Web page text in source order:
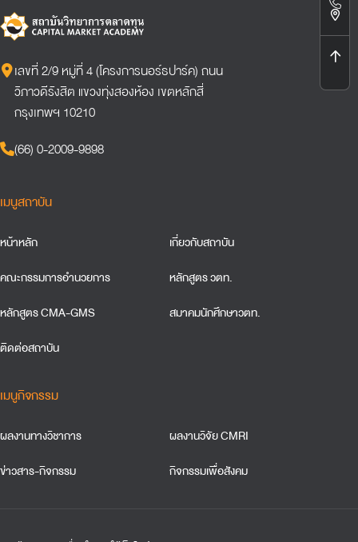
เลขที่ 2/9 หมู่ที่ 4 (โครงการนอร์ธปาร์ค) ถนน
วิภาวดีรังสิต แขวงทุ่งสองห้อง เขตหลักสี่
กรุงเทพฯ 10210
(66) 0-2009-9898
เมนูสถาบัน
หน้าหลัก
เกี่ยวกับสถาบัน
คณะกรรมการอำนวยการ
หลักสูตร วตท.
หลักสูตร CMA-GMS
สมาคมนักศึกษาวตท.
ติดต่อสถาบัน
เมนูกิจกรรม
ผลงานทางวิชาการ
ผลงานวิจัย CMRI
ข่าวสาร-กิจกรรม
กิจกรรมเพื่อสังคม